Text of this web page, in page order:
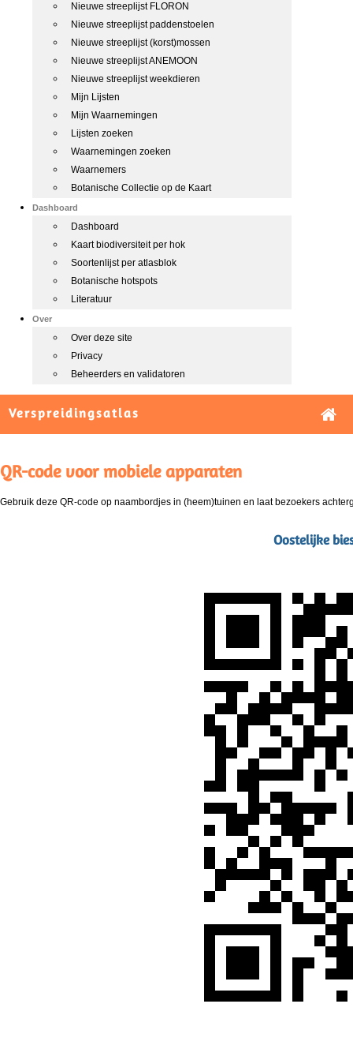
Nieuwe streeplijst FLORON
Nieuwe streeplijst paddenstoelen
Nieuwe streeplijst (korst)mossen
Nieuwe streeplijst ANEMOON
Nieuwe streeplijst weekdieren
Mijn Lijsten
Mijn Waarnemingen
Lijsten zoeken
Waarnemingen zoeken
Waarnemers
Botanische Collectie op de Kaart
Dashboard
Dashboard
Kaart biodiversiteit per hok
Soortenlijst per atlasblok
Botanische hotspots
Literatuur
Over
Over deze site
Privacy
Beheerders en validatoren
Verspreidingsatlas
QR-code voor mobiele apparaten
Gebruik deze QR-code op naambordjes in (heem)tuinen en laat bezoekers
Oostelijke